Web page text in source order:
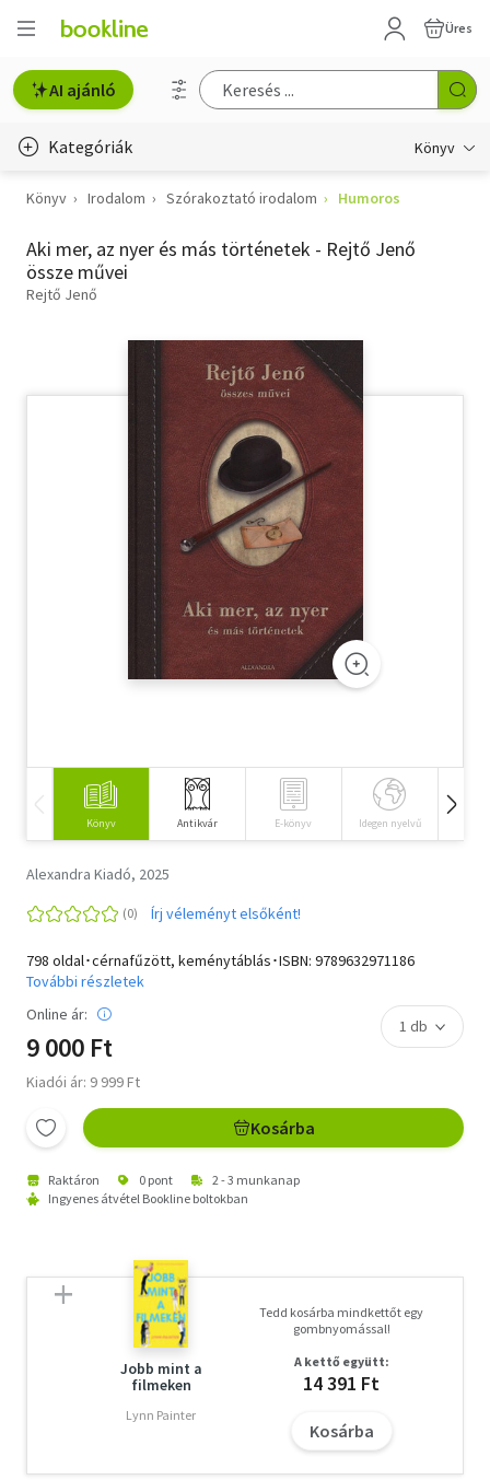
Üres
AI ajánló
Kategóriák Könyv
Életmód, egészség
Erotika
Gyermek- és ifjúsági
Hobbi, szabadidő
Szótár, nyelvkönyv
Tankönyv, segédkönyv
Társadalomtudomány
Természettudomány
Vallás
Könyv Irodalom Szórakoztató irodalom Humoros
Aki mer, az nyer és más történetek - Rejtő Jenő
össze művei
Rejtő Jenő
Könyv Antikvár E-könyv Idegen nyelvű
Alexandra Kiadó, 2025
Írj véleményt elsőként!
798 oldal･cérnafűzött, keménytáblás･ISBN: 9789632971186
További részletek
Online ár:
9 000 Ft
Kiadói ár: 9 999 Ft
Kosárba
Raktáron 0 pont
2 - 3 munkanap
Ingyenes átvétel Bookline boltokban
Jobb mint a
filmeken
Lynn Painter
Tedd kosárba mindkettőt egy
gombnyomással!
A kettő együtt:
14 391 Ft
Kosárba